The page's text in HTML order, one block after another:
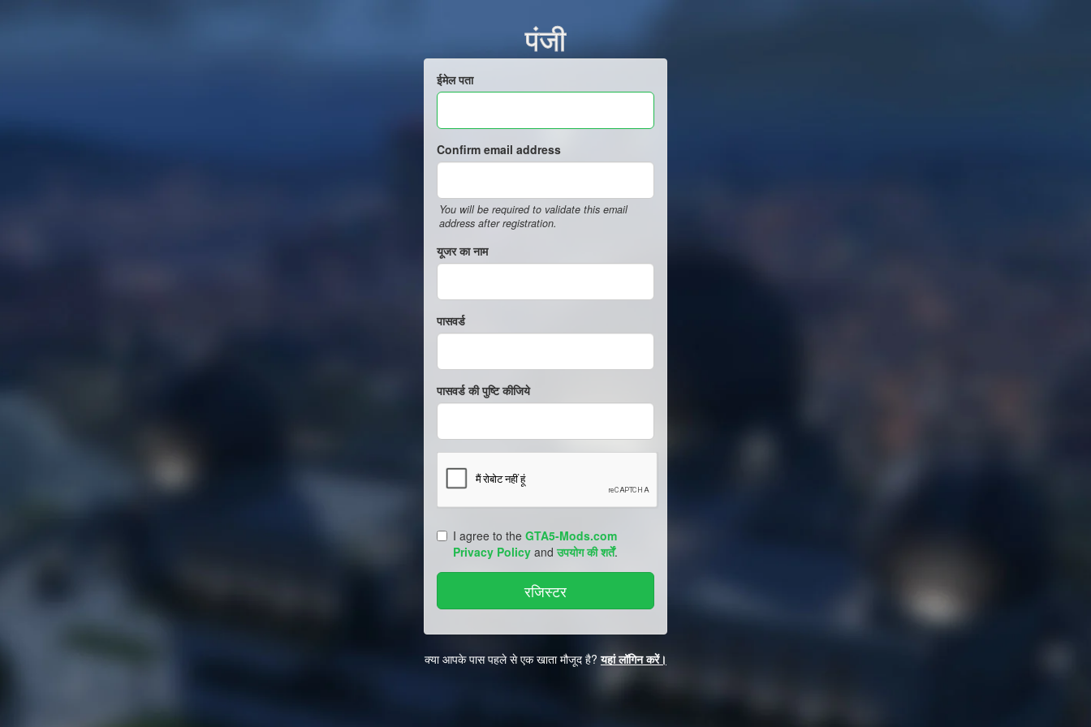
पंजी
ईमेल पता
Confirm email address
You will be required to validate this email
address after registration.
यूजर का नाम
पासवर्ड
पासवर्ड की पुष्टि कीजिये
I agree to the GTA5-Mods.com
Privacy Policy andउपयोग की शर्तें.
क्या आपके पास पहले से एक खाता मौजूद है?यहां लॉगिन करें।